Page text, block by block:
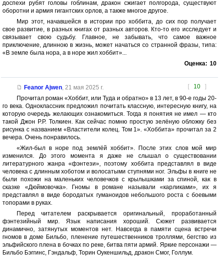
доспехи рубят головы гоблинам, дракон сжигает полгорода, существуют
оборотни и армия гигантских орлов, а также многое другое.
Мир этот, начавшейся в истории про хоббита, до сих пор получает
свое развитие, в разных книгах от разных авторов. Кто-то его исследует и
связывает свою судьбу. Главное, не забывать, что самое важное
приключение, длинною в жизнь, может начаться со странной фразы, типа:
«В земле была нора, а в норе жил хоббит»...
Оценка: 10
[ 10 ]
Feanor Ajwen, 21 мая 2025 г.
Прочитал роман «Хоббит, или Туда и обратно» в 13 лет, в 90-е годы 20-
го века. Одноклассник предложил почитать классную, интересную книгу, на
которую очередь желающих ознакомиться. Тогда я понятия не имел — кто
такой Джон Р.Р. Толкиен. Как сейчас помню простую зелёную обложку без
рисунка с названием «Властители колец. Том 1». «Хоббита» прочитал за 2
вечера. Очень понравилось.
«Жил-был в норе под землёй хоббит». После этих слов мой мир
изменился. До этого момента я даже не слышал о существовании
литературного жанра «фэнтези», поэтому хоббита представлял в виде
человека с длинным хоботом и волосатыми ступнями ног. Эльфы в книге не
были похожи на маленьких человечков с крылышками за спиной, как в
сказке «Дюймовочка». Гномы в романе называли «карликами», их я
представлял в виде бородатых гуманоидов небольшого роста с боевыми
топорами в руках.
Перед читателем раскрывается оригинальный, проработанный
фэнтезийный мир. Язык написания хороший. Сюжет развивается
динамично, затянутых моментов нет. Навсегда в памяти сцена встречи
гномов в доме Бильбо, пленение путешественников троллями, бегство из
эльфийского плена в бочках по реке, битва пяти армий. Яркие персонажи —
Бильбо Бэггинс, Гэндальф, Торин Оукеншильд, дракон Смог, Голлум.